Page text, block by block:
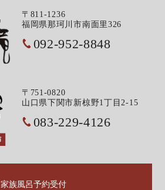
〒811-1236
福岡県那珂川市南面里326
092-952-8848
〒751-0820
山口県下関市新椋野1丁目2-15
083-229-4126
家族風呂予約受付